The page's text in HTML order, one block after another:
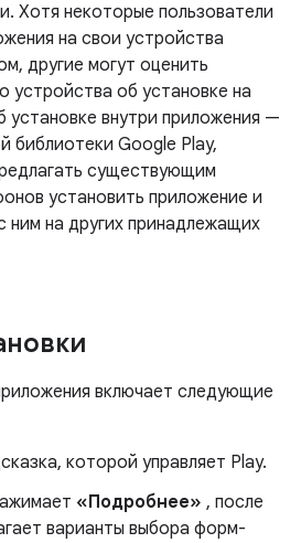
Хотя некоторые пользователи
на свои устройства
другие могут оценить
устройства об установке на
установке внутри приложения —
библиотеки Google Play,
существующим
установить приложение и
ним на других принадлежащих
включает следующие
которой управляет Play.
«Подробнее» , после
варианты выбора форм-